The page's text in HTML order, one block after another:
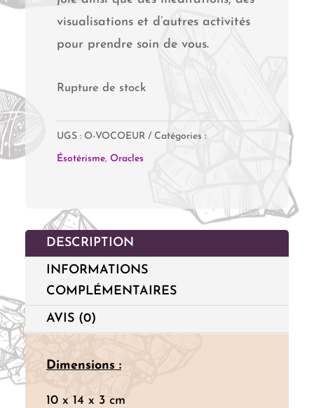
visualisations et d’autres activités
pour prendre soin de vous.
Rupture de stock
UGS : O-VOCOEUR Catégories :
Ésotérisme, Oracles
DESCRIPTION
INFORMATIONS
COMPLÉMENTAIRES
AVIS (0)
Dimensions :
10 x 14 x 3 cm